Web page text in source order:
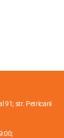
91; str. Petricani